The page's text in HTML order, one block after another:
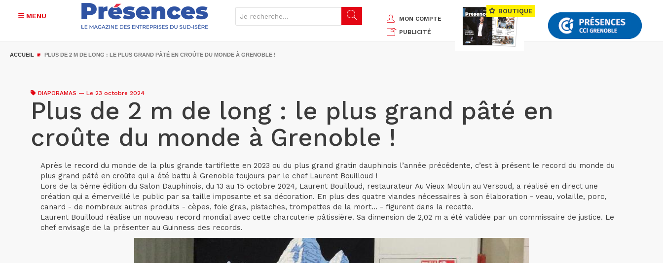
MENU
MON COMPTE
PUBLICITÉ
BOUTIQUE
ACCUEIL PLUS DE 2 M DE LONG : LE PLUS GRAND PÂTÉ EN CROÛTE DU MONDE À GRENOBLE !
DIAPORAMAS — Le 23 octobre 2024
Plus de 2 m de long : le plus grand pâté en
croûte du monde à Grenoble !
Après le record du monde de la plus grande tartiflette en 2023 ou du plus grand gratin dauphinois l’année précédente, c’est à présent le record du monde du
plus grand pâté en croûte qui a été battu à Grenoble toujours par le chef Laurent Bouilloud !
Lors de la 5ème édition du Salon Dauphinois, du 13 au 15 octobre 2024, Laurent Bouilloud, restaurateur Au Vieux Moulin au Versoud, a réalisé en direct une
création qui a émerveillé le public par sa taille imposante et sa décoration. En plus des quatre viandes nécessaires à son élaboration - veau, volaille, porc,
canard - de nombreux autres produits - cèpes, foie gras, pistaches, trompettes de la mort… - figurent dans la recette.
Laurent Bouilloud réalise un nouveau record mondial avec cette charcuterie pâtissière. Sa dimension de 2,02 m a été validée par un commissaire de justice. Le
chef envisage de la présenter au Guinness des records.